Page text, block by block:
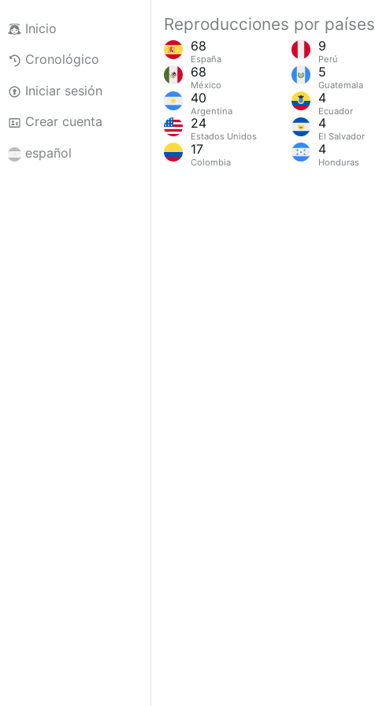
Inicio
Cronológico
Iniciar sesión
Crear cuenta
español
Reproducciones por países
68
España
68
México
40
Argentina
24
Estados Unidos
17
Colombia
9
Perú
5
Guatemala
4
Ecuador
4
El Salvador
4
Honduras